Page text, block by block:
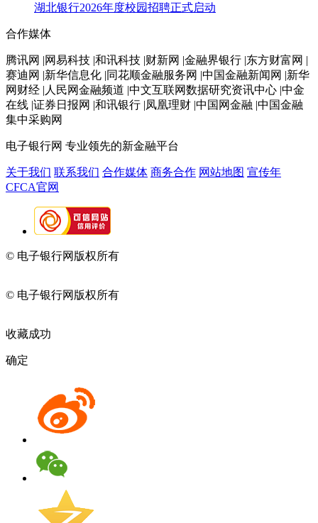
湖北银行2026年度校园招聘正式启动
合作媒体
腾讯网 |网易科技 |和讯科技 |财新网 |金融界银行 |东方财富网 |
赛迪网 |新华信息化 |同花顺金融服务网 |中国金融新闻网 |新华
网财经 |人民网金融频道 |中文互联网数据研究资讯中心 |中金
在线 |证券日报网 |和讯银行 |凤凰理财 |中国网金融 |中国金融
集中采购网
电子银行网 专业领先的新金融平台
关于我们 联系我们 合作媒体 商务合作 网站地图 宣传年
CFCA官网
© 电子银行网版权所有
© 电子银行网版权所有
收藏成功
确定